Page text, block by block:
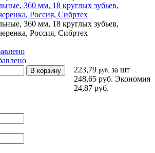
360 мм, 18 круглых зубьев,
Россия, Сибртех
360 мм, 18 круглых зубьев,
Россия, Сибртех
223,79 руб. за шт
248,65 руб. Экономия
24,87 руб.
В корзину